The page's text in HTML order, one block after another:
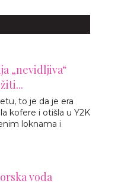
„nevidljiva“
to je da je era
kofere i otišla u Y2K
loknama i
voda